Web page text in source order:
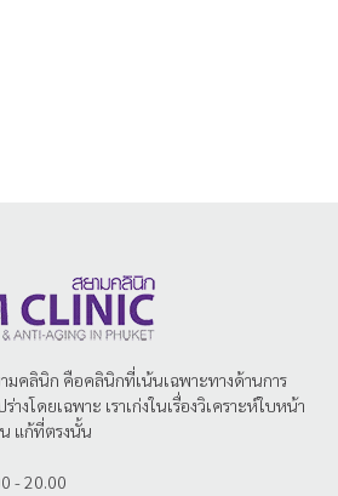
มคลินิก คือคลินิกที่เน้นเฉพาะทางด้านการ
างโดยเฉพาะ เราเก่งในเรื่องวิเคราะห์ใบหน้า
แก้ที่ตรงนั้น
- 20.00